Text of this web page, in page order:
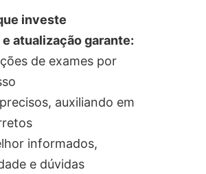
investe
atualização garante:
de exames por
auxiliando em
informados,
e dúvidas